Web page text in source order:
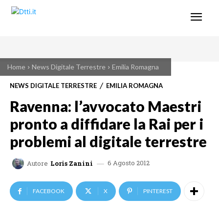
Home News Digitale Terrestre Emilia Romagna
NEWS DIGITALE TERRESTRE EMILIA ROMAGNA
Ravenna: l’avvocato Maestri
pronto a diffidare la Rai per i
problemi al digitale terrestre
Autore Loris Zanini 6 Agosto 2012
FACEBOOK X PINTEREST